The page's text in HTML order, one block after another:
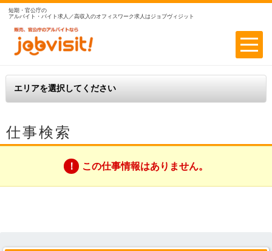
短期・官公庁の
アルバイト・バイト求人／高収入のオフィスワーク求人はジョブヴィジット
仕事検索
この仕事情報はありません。